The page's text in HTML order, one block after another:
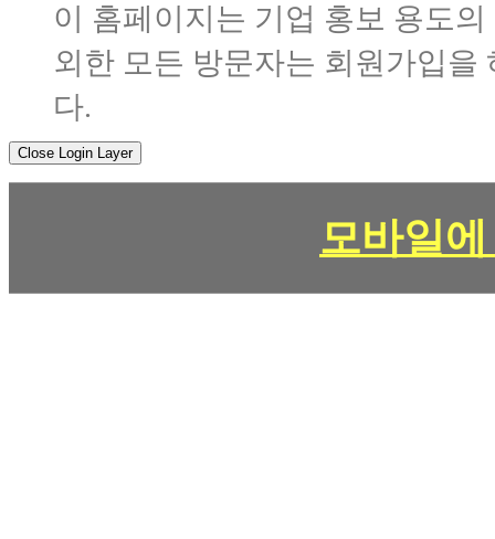
이 홈페이지는 기업 홍보 용도
외한 모든 방문자는 회원가입
다.
Close Login Layer
모바일